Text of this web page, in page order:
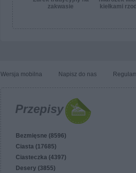
zakwasie
kiełkami
Wersja mobilna Napisz do nas
Przepisy
Bezmięsne (8596)
Ciasta (17685)
Ciasteczka (4397)
Desery (3855)